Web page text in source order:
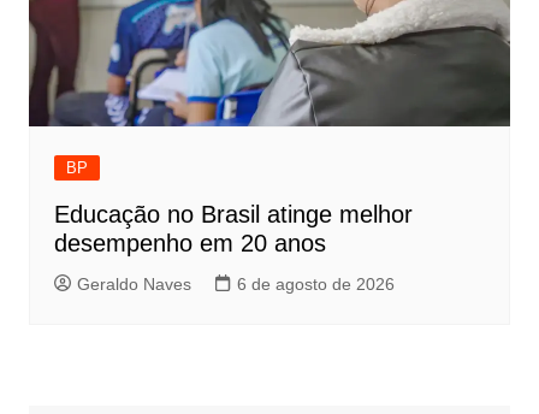
BP
Educação no Brasil atinge melhor
desempenho em 20 anos
Geraldo Naves 6 de agosto de 2026